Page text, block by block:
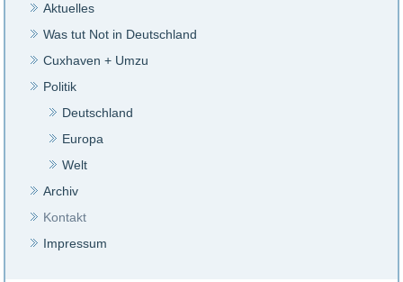
Aktuelles
Was tut Not in Deutschland
Cuxhaven + Umzu
Politik
Deutschland
Europa
Welt
Archiv
Kontakt
Impressum